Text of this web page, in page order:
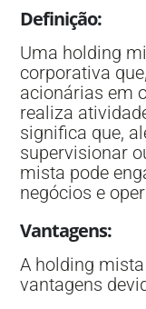
Definição:
Uma holding
corporativa
acionárias em
realiza
significa que,
supervisionar
mista pode
negócios e
Vantagens:
A holding
vantagens